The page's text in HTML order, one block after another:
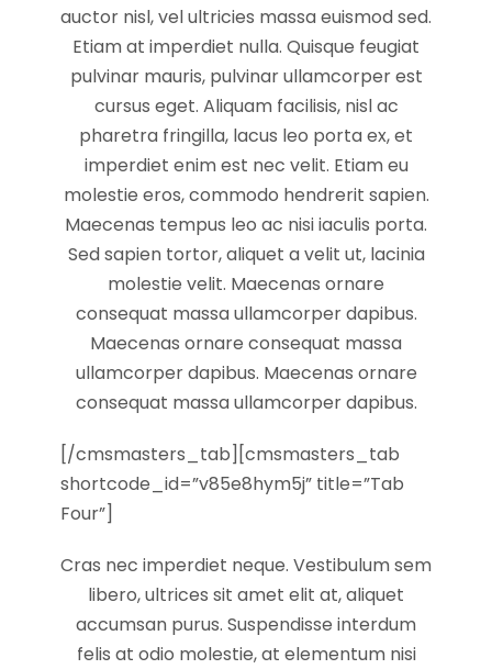
auctor nisl, vel ultricies massa euismod sed.
Etiam at imperdiet nulla. Quisque feugiat
pulvinar mauris, pulvinar ullamcorper est
cursus eget. Aliquam facilisis, nisl ac
pharetra fringilla, lacus leo porta ex, et
imperdiet enim est nec velit. Etiam eu
molestie eros, commodo hendrerit sapien.
Maecenas tempus leo ac nisi iaculis porta.
Sed sapien tortor, aliquet a velit ut, lacinia
molestie velit. Maecenas ornare
consequat massa ullamcorper dapibus.
Maecenas ornare consequat massa
ullamcorper dapibus. Maecenas ornare
consequat massa ullamcorper dapibus.
[/cmsmasters_tab][cmsmasters_tab
shortcode_id=”v85e8hym5j” title=”Tab
Four”]
Cras nec imperdiet neque. Vestibulum sem
libero, ultrices sit amet elit at, aliquet
accumsan purus. Suspendisse interdum
felis at odio molestie, at elementum nisi